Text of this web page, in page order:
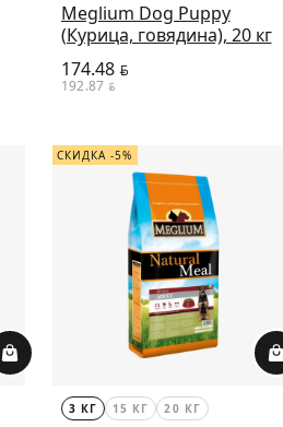
Meglium Dog Puppy
(Курица, говядина), 20 кг
174.48BYN
192.87 BYN
СКИДКА -5%
3 КГ 15 КГ 20 КГ